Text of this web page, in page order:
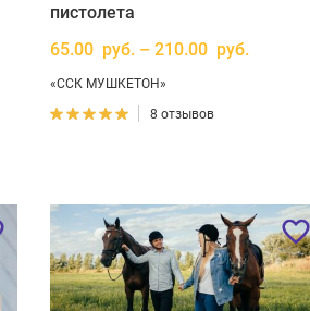
пистолета
65.00 руб. – 210.00 руб.
«ССК МУШКЕТОН»
8 отзывов